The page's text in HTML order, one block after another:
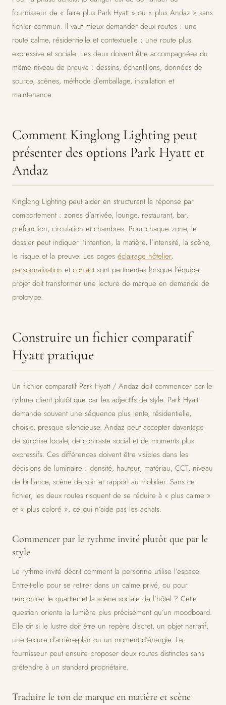
fournisseur de « faire plus Park Hyatt » ou « plus Andaz » sans
fichier commun. Il vaut mieux demander deux routes : une
route calme, résidentielle et contextuelle ; une route plus
expressive et sociale. Les deux doivent être accompagnées du
même niveau de preuve : dessins, échantillons, données de
source, scènes, méthode d’emballage, installation et
maintenance.
Comment Kinglong Lighting peut
présenter des options Park Hyatt et
Andaz
Kinglong Lighting peut aider en structurant la réponse par
comportement : zones d’arrivée, lounge, restaurant, bar,
préfonction, circulation et chambres. Pour chaque zone, le
dossier peut indiquer l’intention, la matière, l’intensité, la scène,
le risque et la preuve. Les pages éclairage hôtelier,
personnalisation et contactsont pertinentes lorsque l’équipe
projet doit transformer une lecture de marque en demande de
prototype.
Construire un fichier comparatif
Hyatt pratique
Un fichier comparatif Park Hyatt / Andaz doit commencer par le
rythme client plutôt que par les adjectifs de style. Park Hyatt
demande souvent une séquence plus lente, résidentielle,
choisie, presque silencieuse. Andaz peut accepter davantage
de surprise locale, de contraste social et de moments plus
expressifs. Ces différences doivent être visibles dans les
décisions de luminaire : densité, hauteur, matériau, CCT, niveau
de brillance, scène de soir et rapport au mobilier. Sans ce
fichier, les deux routes risquent de se réduire à « plus calme »
et « plus coloré », ce qui n’aide pas les achats.
Commencer par le rythme invité plutôt que par le
style
Le rythme invité décrit comment la personne utilise l’espace.
Entre-t-elle pour se retirer dans un calme privé, ou pour
rencontrer le quartier et la scène sociale de l’hôtel ? Cette
question oriente la lumière plus précisément qu’un moodboard.
Elle dit si le lustre doit être un repère discret, un objet narratif,
une texture d’arrière-plan ou un moment d’énergie. Le
fournisseur peut ensuite proposer deux routes distinctes sans
prétendre à un standard propriétaire.
Traduire le ton de marque en matière et scène